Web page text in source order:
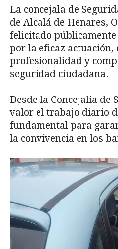
La concejala de
de Alcalá de Henares,
felicitado públicamente
por la eficaz actuación,
profesionalidad y
seguridad ciudadana.
Desde la Concejalía de
valor el trabajo diario
fundamental para
la convivencia en los